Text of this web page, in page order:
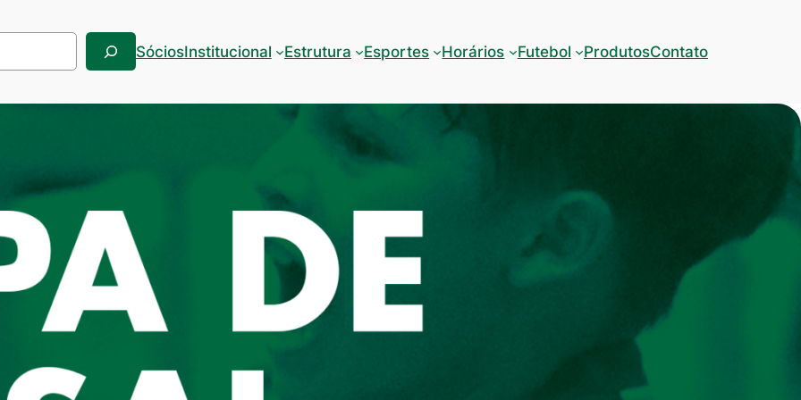
SóciosInstitucional Estrutura Esportes Horários Futebol ProdutosContato